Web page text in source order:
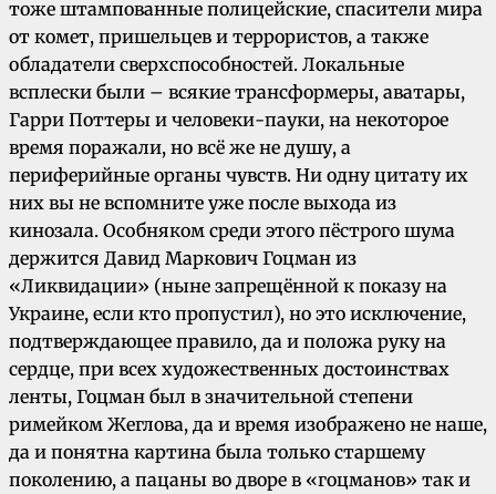
тоже штампованные полицейские, спасители мира
от комет, пришельцев и террористов, а также
обладатели сверхспособностей. Локальные
всплески были – всякие трансформеры, аватары,
Гарри Поттеры и человеки-пауки, на некоторое
время поражали, но всё же не душу, а
периферийные органы чувств. Ни одну цитату их
них вы не вспомните уже после выхода из
кинозала. Особняком среди этого пёстрого шума
держится Давид Маркович Гоцман из
«Ликвидации» (ныне запрещённой к показу на
Украине, если кто пропустил), но это исключение,
подтверждающее правило, да и положа руку на
сердце, при всех художественных достоинствах
ленты, Гоцман был в значительной степени
римейком Жеглова, да и время изображено не наше,
да и понятна картина была только старшему
поколению, а пацаны во дворе в «гоцманов» так и